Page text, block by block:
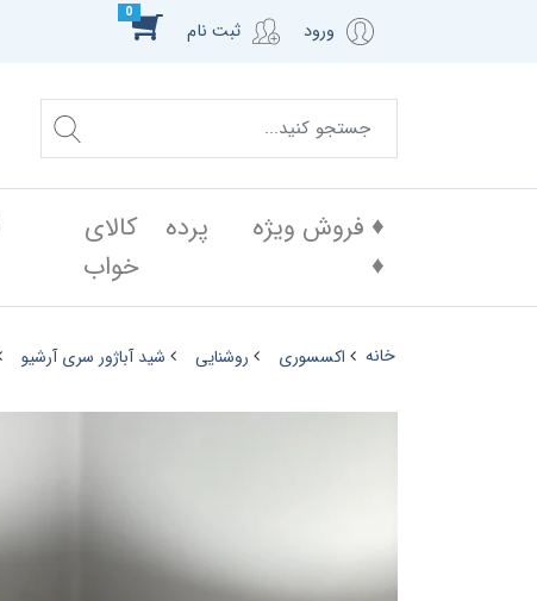
ورود ثبت نام
0
♦️ فروش ویژه
♦️
پرده
کالای
خواب
خانه اکسسوری روشنایی شید آباژور سری آرشیو